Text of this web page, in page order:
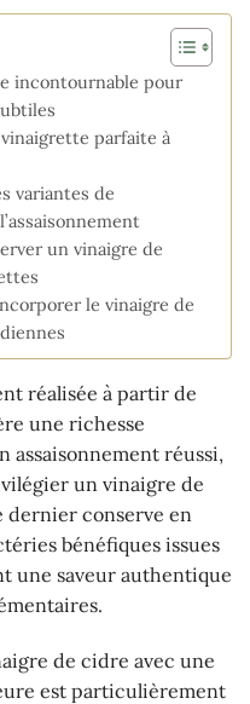
incontournable pour
parfaite à
variantes de
un vinaigre de
le vinaigre de
réalisée à partir de
une richesse
assaisonnement réussi,
un vinaigre de
dernier conserve en
bénéfiques issues
une saveur authentique
de cidre avec une
est particulièrement